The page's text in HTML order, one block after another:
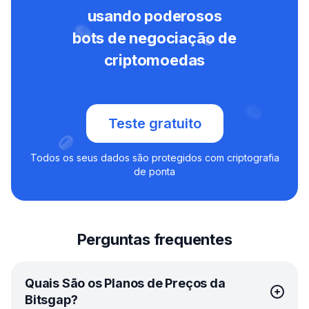
usando poderosos
bots de negociação de
criptomoedas
Teste gratuito
Todos os seus dados são protegidos com criptografia
de ponta
Perguntas frequentes
Quais São os Planos de Preços da
Bitsgap?